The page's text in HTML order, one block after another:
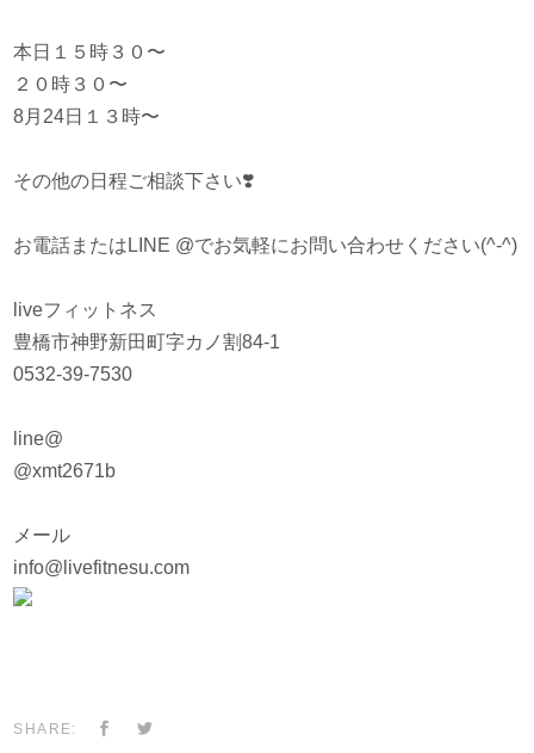
本日１５時３０〜
２０時３０〜
8月24日１３時〜
その他の日程ご相談下さい❣️
お電話またはLINE @でお気軽にお問い合わせください(^-^)
liveフィットネス
豊橋市神野新田町字カノ割84-1
0532-39-7530
line@
@xmt2671b
メール
info@livefitnesu.com
SHARE: